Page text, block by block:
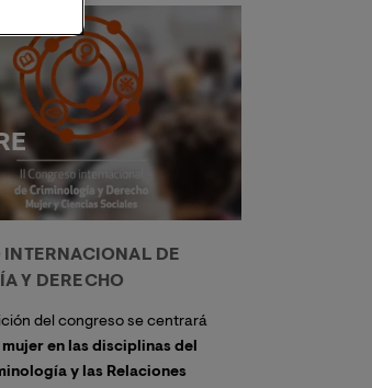
es el tratamiento con más
y más globalizado para esta
INTERNACIONAL DE
Y DERECHO
del congreso se centrará
en las disciplinas del
y las Relaciones